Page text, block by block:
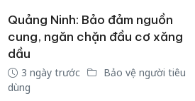
Quảng Ninh: Bảo đảm nguồn
cung, ngăn chặn đầu cơ xăng
dầu
3 ngày trước
Bảo vệ người tiêu
dùng